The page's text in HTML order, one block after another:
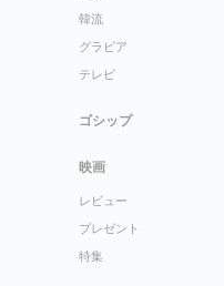
韓流
グラビア
テレビ
ゴシップ
映画
レビュー
プレゼント
特集